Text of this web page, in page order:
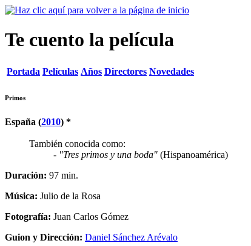
Te cuento la película
Portada Películas Años Directores Novedades
Primos
España (2010) *
También conocida como:
- "Tres primos y una boda" (Hispanoamérica)
Duración: 97 min.
Música: Julio de la Rosa
Fotografía: Juan Carlos Gómez
Guion y Dirección: Daniel Sánchez Arévalo